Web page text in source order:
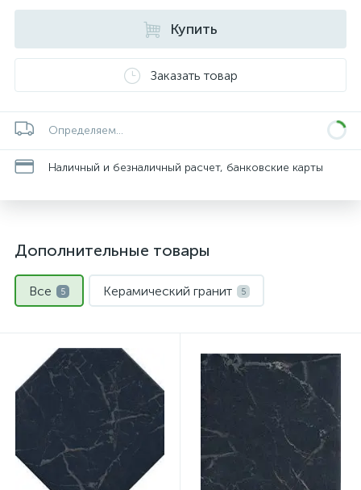
Купить
Заказать товар
Определяем...
Наличный и безналичный расчет, банковские карты
Дополнительные товары
Все 5 Керамический гранит 5